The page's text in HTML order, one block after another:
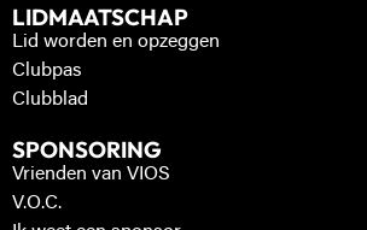
LIDMAATSCHAP
Lid worden en opzeggen
Clubpas
Clubblad
SPONSORING
Vrienden van VIOS
V.O.C.